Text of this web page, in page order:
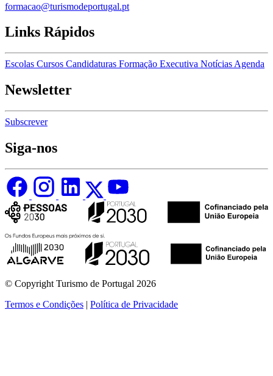
formacao@turismodeportugal.pt
Links Rápidos
Escolas Cursos Candidaturas Formação Executiva Notícias Agenda
Newsletter
Subscrever
Siga-nos
© Copyright Turismo de Portugal 2026
Termos e Condições | Política de Privacidade